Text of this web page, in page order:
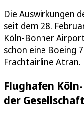
Die Auswirkungen
seit dem 28.
Köln-Bonner
schon eine Boeing
Frachtairline Atran.
Flughafen
der